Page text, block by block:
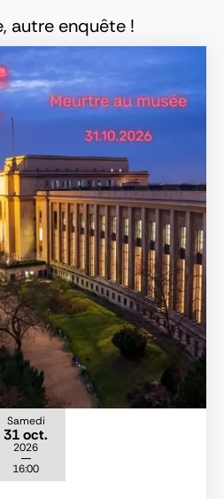
autre enquête !
Samedi
31 oct.
2026
16:00